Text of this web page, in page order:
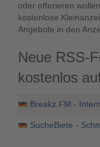
oder offerieren
kostenlose
Angebote in den
Neue RSS-
kostenlos
Breakz.FM -
SucheBiete -